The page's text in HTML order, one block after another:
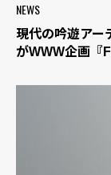
NEWS
現代の吟遊アー
がWWW企画『